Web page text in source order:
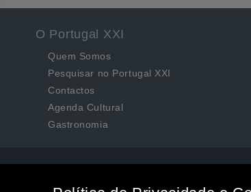
O Portugal XXI
Quem Somos
Pesquisar no Portugal XXI
Contactos
Agenda Cultural
Gastronomia